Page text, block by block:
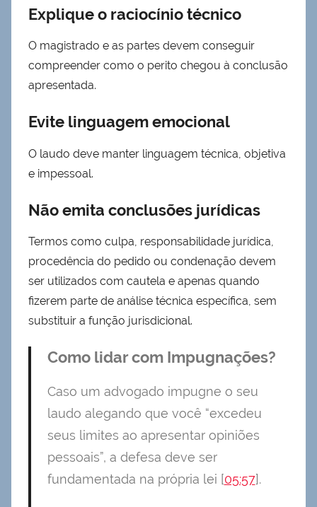
Explique o raciocínio técnico
O magistrado e as partes devem conseguir
compreender como o perito chegou à conclusão
apresentada.
Evite linguagem emocional
O laudo deve manter linguagem técnica, objetiva
e impessoal.
Não emita conclusões jurídicas
Termos como culpa, responsabilidade jurídica,
procedência do pedido ou condenação devem
ser utilizados com cautela e apenas quando
fizerem parte de análise técnica específica, sem
substituir a função jurisdicional.
Como lidar com Impugnações?
Caso um advogado impugne o seu
laudo alegando que você “excedeu
seus limites ao apresentar opiniões
pessoais”, a defesa deve ser
fundamentada na própria lei [05:57].